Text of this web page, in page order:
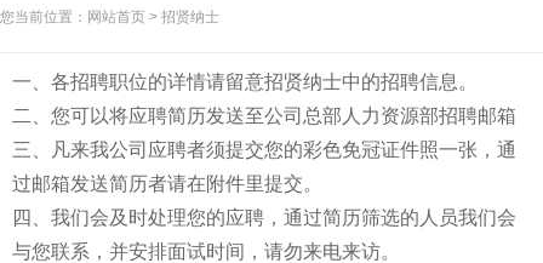
您当前位置：网站首页 > 招贤纳士
一、各招聘职位的详情请留意招贤纳士中的招聘信息。
二、您可以将应聘简历发送至公司总部人力资源部招聘邮箱
三、凡来我公司应聘者须提交您的彩色免冠证件照一张，通
过邮箱发送简历者请在附件里提交。
四、我们会及时处理您的应聘，通过简历筛选的人员我们会
与您联系，并安排面试时间，请勿来电来访。